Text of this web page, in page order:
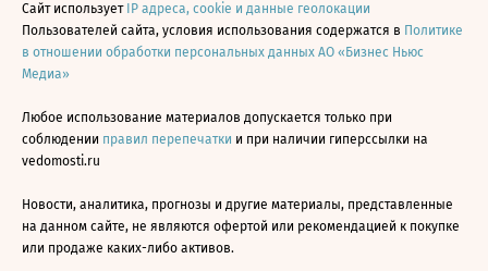
Сайт использует IP адреса, cookie и данные геолокации
Пользователей сайта, условия использования содержатся в Политике
в отношении обработки персональных данных АО «Бизнес Ньюс
Медиа»
Любое использование материалов допускается только при
соблюдении правил перепечатки и при наличии гиперссылки на
vedomosti.ru
Новости, аналитика, прогнозы и другие материалы, представленные
на данном сайте, не являются офертой или рекомендацией к покупке
или продаже каких-либо активов.